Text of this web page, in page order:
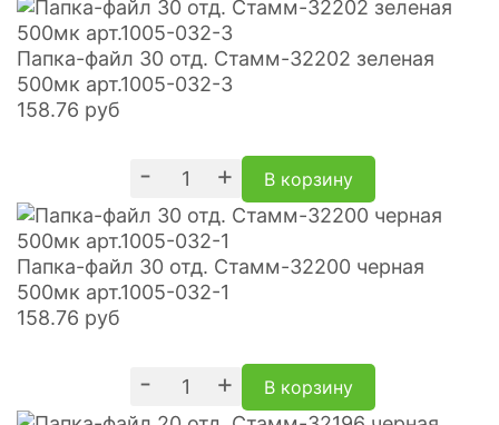
Папка-файл 30 отд. Стамм-32202 зеленая
500мк арт.1005-032-3
158.76 руб
- + В корзину
Папка-файл 30 отд. Стамм-32200 черная
500мк арт.1005-032-1
158.76 руб
- + В корзину